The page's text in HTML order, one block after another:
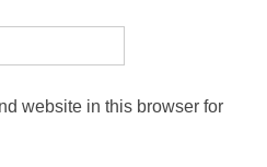
website in this browser for